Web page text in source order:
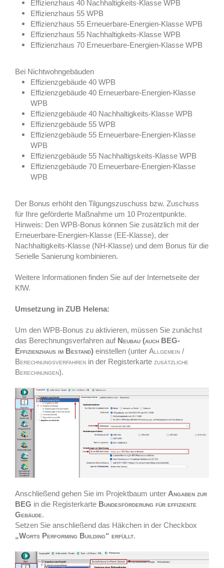
Effizienzhaus 40 Nachhaltigkeits-Klasse WPB
Effizienzhaus 55 WPB
Effizienzhaus 55 Erneuerbare-Energien-Klasse WPB
Effizienzhaus 55 Nachhaltigkeits-Klasse WPB
Effizienzhaus 70 Erneuerbare-Energien-Klasse WPB
Bei Nichtwohngebäuden
Effizienzgebäude 40 WPB
Effizienzgebäude 40 Erneuerbare-Energien-Klasse
WPB
Effizienzgebäude 40 Nachhaltigkeits-Klasse WPB
Effizienzgebäude 55 WPB
Effizienzgebäude 55 Erneuerbare-Energien-Klasse
WPB
Effizienzgebäude 55 Nachhaltigskeits-Klasse WPB
Effizienzgebäude 70 Erneuerbare-Energien-Klasse
WPB
Der Bonus erhöht den Tilgungszuschuss bzw. Zuschuss
für Ihre geförderte Maßnahme um 10 Prozentpunkte.
Hinweis: Den WPB-Bonus können Sie zusätzlich mit der
Erneuerbare-Energien-Klasse (EE-Klasse), der
Nachhaltigkeits-Klasse (NH-Klasse) und dem Bonus für die
Serielle Sanierung kombinieren.
Weitere Informationen finden Sie auf der Internetseite der
KfW.
Umsetzung in ZUB Helena:
Um den WPB-Bonus zu aktivieren, müssen Sie zunächst
das Berechnungsverfahren auf Neubau (auch BEG-
Effizienzhaus im Bestand) einstellen (unter Allgemein /
Berechnungsverfahren in der Registerkarte zusätzliche
Berechnungen).
Anschließend gehen Sie im Projektbaum unter Angaben zur
BEG in die Registerkarte Bundesförderung für effiziente
Gebäude.
Setzen Sie anschließend das Häkchen in der Checkbox
„Worts Performing Building“ erfüllt.